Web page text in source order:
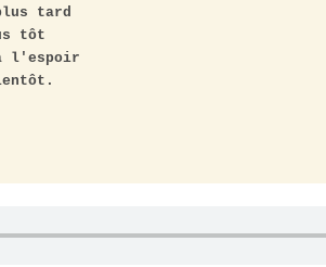
tard
tôt
l'espoir